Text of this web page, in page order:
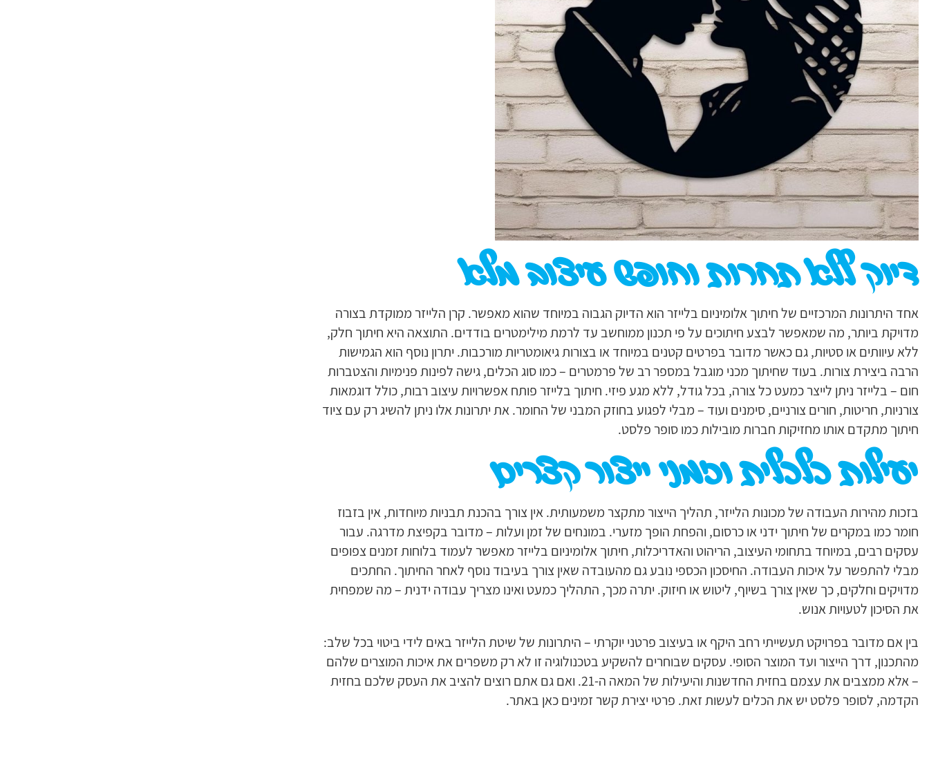
דיוק ללא תחרות וחופש עיצוב מלא
אחד היתרונות המרכזיים של חיתוך אלומיניום בלייזר הוא הדיוק הגבוה במיוחד שהוא מאפשר. קרן הלייזר ממוקדת בצורה
מדויקת ביותר, מה שמאפשר לבצע חיתוכים על פי תכנון ממוחשב עד לרמת מילימטרים בודדים. התוצאה היא חיתוך חלק,
ללא עיוותים או סטיות, גם כאשר מדובר בפרטים קטנים במיוחד או בצורות גיאומטריות מורכבות. יתרון נוסף הוא הגמישות
הרבה ביצירת צורות. בעוד שחיתוך מכני מוגבל במספר רב של פרמטרים – כמו סוג הכלים, גישה לפינות פנימיות והצטברות
חום – בלייזר ניתן לייצר כמעט כל צורה, בכל גודל, ללא מגע פיזי. חיתוך בלייזר פותח אפשרויות עיצוב רבות, כולל דוגמאות
צורניות, חריטות, חורים צורניים, סימנים ועוד – מבלי לפגוע בחוזק המבני של החומר. את יתרונות אלו ניתן להשיג רק עם ציוד
חיתוך מתקדם אותו מחזיקות חברות מובילות כמו סופר פלסט.
יעילות כלכלית וזמני ייצור קצרים
בזכות מהירות העבודה של מכונות הלייזר, תהליך הייצור מתקצר משמעותית. אין צורך בהכנת תבניות מיוחדות, אין בזבוז
חומר כמו במקרים של חיתוך ידני או כרסום, והפחת הופך מזערי. במונחים של זמן ועלות – מדובר בקפיצת מדרגה. עבור
עסקים רבים, במיוחד בתחומי העיצוב, הריהוט והאדריכלות, חיתוך אלומיניום בלייזר מאפשר לעמוד בלוחות זמנים צפופים
מבלי להתפשר על איכות העבודה. החיסכון הכספי נובע גם מהעובדה שאין צורך בעיבוד נוסף לאחר החיתוך. החתכים
מדויקים וחלקים, כך שאין צורך בשיוף, ליטוש או חיזוק. יתרה מכך, התהליך כמעט ואינו מצריך עבודה ידנית – מה שמפחית
את הסיכון לטעויות אנוש.
בין אם מדובר בפרויקט תעשייתי רחב היקף או בעיצוב פרטני יוקרתי – היתרונות של שיטת הלייזר באים לידי ביטוי בכל שלב:
מהתכנון, דרך הייצור ועד המוצר הסופי. עסקים שבוחרים להשקיע בטכנולוגיה זו לא רק משפרים את איכות המוצרים שלהם
– אלא ממצבים את עצמם בחזית החדשנות והיעילות של המאה ה-21. ואם גם אתם רוצים להציב את העסק שלכם בחזית
הקדמה, לסופר פלסט יש את הכלים לעשות זאת. פרטי יצירת קשר זמינים כאן באתר.